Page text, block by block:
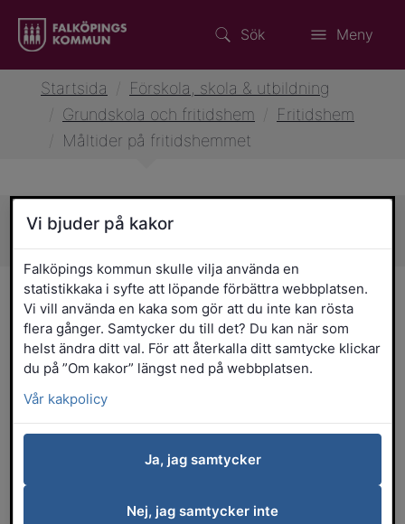
Sök Meny
Startsida
Förskola, skola & utbildning
Grundskola och fritidshem
Fritidshem
Måltider på fritidshemmet
Sidans innehåll
Måltider på fritidshemmet
I Falköpings kommun är skolmåltiden ett
medel för att nå god och jämlik hälsa för
kommunens invånare. Måltiderna som
för att främja både hälsa och miljö.
skola
Vi bjuder på kakor
Falköpings kommun skulle vilja använda en
statistikkaka i syfte att löpande förbättra webbplatsen.
Vi vill använda en kaka som gör att du inte kan rösta
flera gånger. Samtycker du till det? Du kan när som
helst ändra ditt val. För att återkalla ditt samtycke klickar
du på ”Om kakor” längst ned på webbplatsen.
Vår kakpolicy
Ja, jag samtycker
Nej, jag samtycker inte